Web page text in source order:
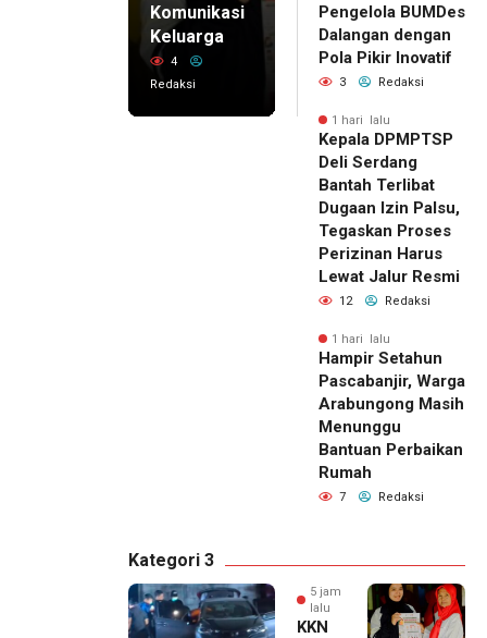
Komunikasi
Keluarga
4
Redaksi
Pengelola BUMDes
Dalangan dengan
Pola Pikir Inovatif
3 Redaksi
1 hari lalu
Kepala DPMPTSP
Deli Serdang
Bantah Terlibat
Dugaan Izin Palsu,
Tegaskan Proses
Perizinan Harus
Lewat Jalur Resmi
12 Redaksi
1 hari lalu
Hampir Setahun
Pascabanjir, Warga
Arabungong Masih
Menunggu
Bantuan Perbaikan
Rumah
7 Redaksi
Kategori 3
5 jam
lalu
KKN